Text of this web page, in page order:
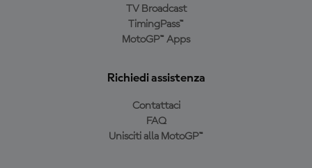
TV Broadcast
TimingPass™
MotoGP™ Apps
Richiedi assistenza
Contattaci
FAQ
Unisciti alla MotoGP™